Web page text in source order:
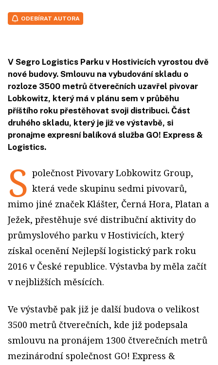
ODEBÍRAT AUTORA
V Segro Logistics Parku v Hostivicích vyrostou dvě
nové budovy. Smlouvu na vybudování skladu o
rozloze 3500 metrů čtverečních uzavřel pivovar
Lobkowitz, který má v plánu sem v průběhu
příštího roku přestěhovat svoji distribuci. Část
druhého skladu, který je již ve výstavbě, si
pronajme expresní balíková služba GO! Express &
Logistics.
S polečnost Pivovary Lobkowitz Group,
která vede skupinu sedmi pivovarů,
mimo jiné značek Klášter, Černá Hora, Platan a
Ježek, přestěhuje své distribuční aktivity do
průmyslového parku v Hostivicích, který
získal ocenění Nejlepší logistický park roku
2016 v České republice. Výstavba by měla začít
v nejbližších měsících.
Ve výstavbě pak již je další budova o velikost
3500 metrů čtverečních, kde již podepsala
smlouvu na pronájem 1300 čtverečních metrů
mezinárodní společnost GO! Express &